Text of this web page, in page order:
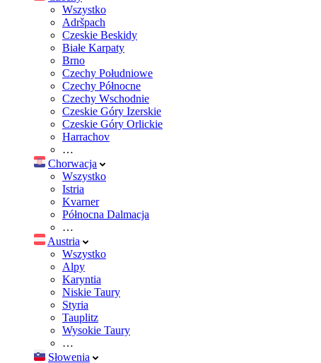
Wszystko
Adršpach
Czeskie Beskidy
Białe Karpaty
Brno
Czechy Południowe
Czechy Północne
Czechy Wschodnie
Czeskie Góry Izerskie
Czeskie Góry Orlickie
Harrachov
…
Chorwacja
Wszystko
Istria
Kvarner
Północna Dalmacja
…
Austria
Wszystko
Alpy
Karyntia
Niskie Taury
Styria
Tauplitz
Wysokie Taury
…
Słowenia